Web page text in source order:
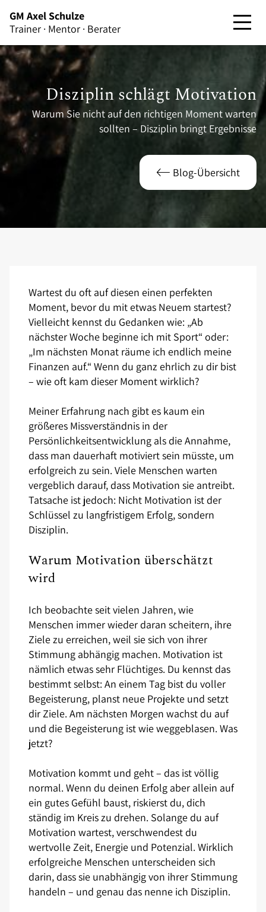
GM Axel Schulze
Trainer · Mentor · Berater
Disziplin schlägt Motivation
Warum Sie nicht auf den richtigen Moment warten
sollten – Disziplin bringt Ergebnisse
Blog-Übersicht
Wartest du oft auf diesen einen perfekten
Moment, bevor du mit etwas Neuem startest?
Vielleicht kennst du Gedanken wie: „Ab
nächster Woche beginne ich mit Sport“ oder:
„Im nächsten Monat räume ich endlich meine
Finanzen auf.“ Wenn du ganz ehrlich zu dir bist
– wie oft kam dieser Moment wirklich?
Meiner Erfahrung nach gibt es kaum ein
größeres Missverständnis in der
Persönlichkeitsentwicklung als die Annahme,
dass man dauerhaft motiviert sein müsste, um
erfolgreich zu sein. Viele Menschen warten
vergeblich darauf, dass Motivation sie antreibt.
Tatsache ist jedoch: Nicht Motivation ist der
Schlüssel zu langfristigem Erfolg, sondern
Disziplin.
Warum Motivation überschätzt
wird
Ich beobachte seit vielen Jahren, wie
Menschen immer wieder daran scheitern, ihre
Ziele zu erreichen, weil sie sich von ihrer
Stimmung abhängig machen. Motivation ist
nämlich etwas sehr Flüchtiges. Du kennst das
bestimmt selbst: An einem Tag bist du voller
Begeisterung, planst neue Projekte und setzt
dir Ziele. Am nächsten Morgen wachst du auf
und die Begeisterung ist wie weggeblasen. Was
jetzt?
Motivation kommt und geht – das ist völlig
normal. Wenn du deinen Erfolg aber allein auf
ein gutes Gefühl baust, riskierst du, dich
ständig im Kreis zu drehen. Solange du auf
Motivation wartest, verschwendest du
wertvolle Zeit, Energie und Potenzial. Wirklich
erfolgreiche Menschen unterscheiden sich
darin, dass sie unabhängig von ihrer Stimmung
handeln – und genau das nenne ich Disziplin.